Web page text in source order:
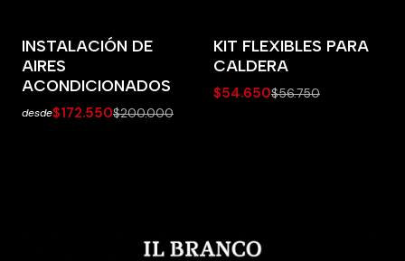
-14% OFF
INSTALACIÓN DE
AIRES
ACONDICIONADOS
desde$172.550$200.000
-4% OFF
KIT FLEXIBLES PARA
CALDERA
$54.650$56.750